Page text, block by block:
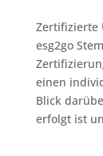
Zertifizierte
esg2go
einen
Blick
erfolgt ist